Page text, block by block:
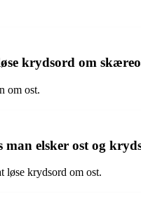
krydsord om
om ost.
elsker ost og
løse krydsord om ost.